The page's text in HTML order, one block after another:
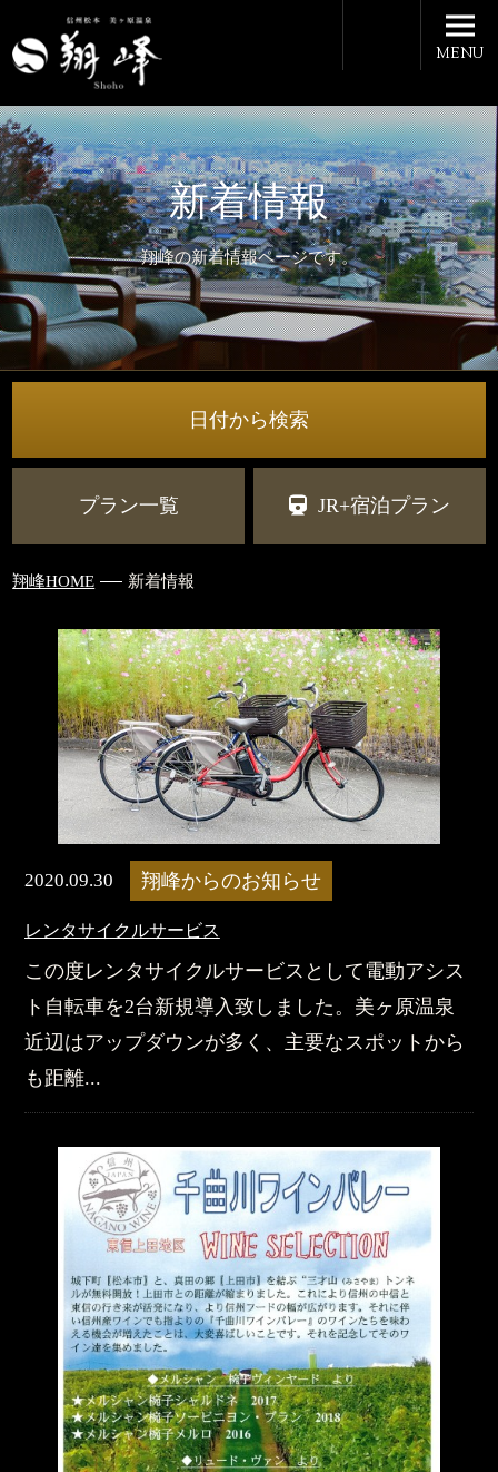
新着情報
翔峰の新着情報ページです。
MENU
日付から検索
プラン一覧 JR+宿泊プラン
翔峰HOME 新着情報
2020.09.30 翔峰からのお知らせ
レンタサイクルサービス
この度レンタサイクルサービスとして電動アシス
ト自転車を2台新規導入致しました。美ヶ原温泉
近辺はアップダウンが多く、主要なスポットから
も距離...